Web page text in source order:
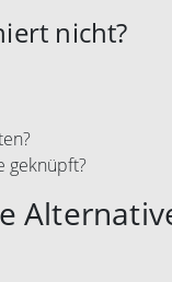
nicht?
geknüpft?